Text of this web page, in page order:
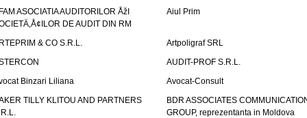
ASOCIATIA AUDITORILOR ÅžI
DE AUDIT DIN RM
Aiul Prim
& CO S.R.L.
Artpoligraf SRL
AUDIT-PROF S.R.L.
Binzari Liliana
Avocat-Consult
TILLY KLITOU AND PARTNERS
BDR ASSOCIATES
GROUP, reprezentanta in Moldova